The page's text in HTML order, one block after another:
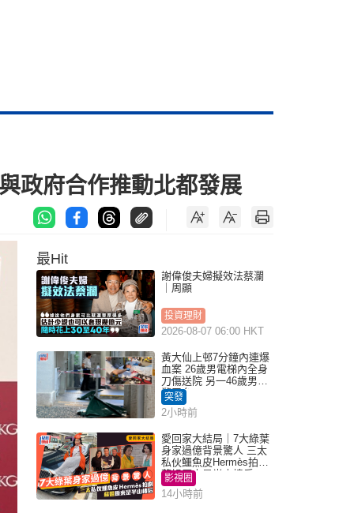
政府合作推動北都發展
最Hit
謝偉俊夫婦擬效法蔡瀾
｜周顯
投資理財
2026-08-07 06:00 HKT
黃大仙上邨7分鐘內連爆
血案 26歲男電梯內全身
刀傷送院 另一46歲男倒
斃平台
突發
2小時前
愛回家大結局｜7大綠葉
身家過億背景驚人 三太
私伙鱷魚皮Hermès拍劇
蘇姐原來是半山樓后
影視圈
14小時前